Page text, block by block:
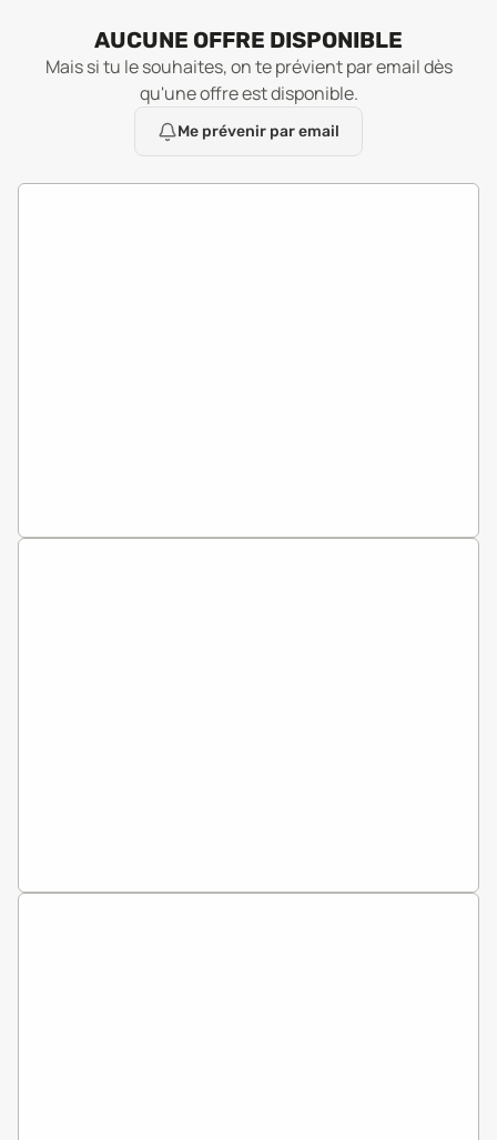
AUCUNE OFFRE DISPONIBLE
Mais si tu le souhaites, on te prévient par email dès
qu'une offre est disponible.
Me prévenir par email